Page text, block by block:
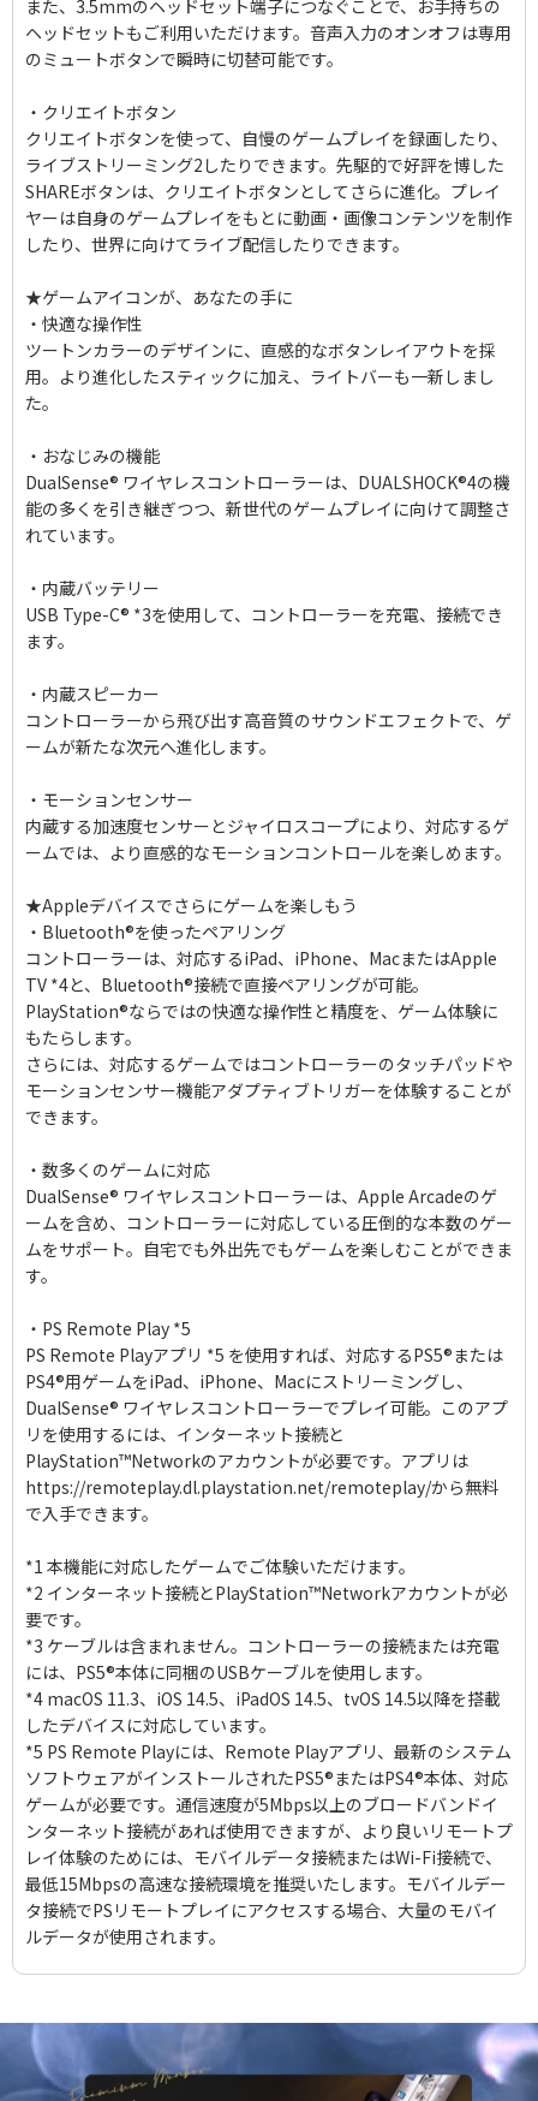
また、3.5mmのヘッドセット端子につなぐことで、お手持ちの
ヘッドセットもご利用いただけます。音声入力のオンオフは専用
のミュートボタンで瞬時に切替可能です。
・クリエイトボタン
クリエイトボタンを使って、自慢のゲームプレイを録画したり、
ライブストリーミング2したりできます。先駆的で好評を博した
SHAREボタンは、クリエイトボタンとしてさらに進化。プレイ
ヤーは自身のゲームプレイをもとに動画・画像コンテンツを制作
したり、世界に向けてライブ配信したりできます。
★ゲームアイコンが、あなたの手に
・快適な操作性
ツートンカラーのデザインに、直感的なボタンレイアウトを採
用。より進化したスティックに加え、ライトバーも一新しまし
た。
・おなじみの機能
DualSense® ワイヤレスコントローラーは、DUALSHOCK®4の機
能の多くを引き継ぎつつ、新世代のゲームプレイに向けて調整さ
れています。
・内蔵バッテリー
USB Type-C® *3を使用して、コントローラーを充電、接続でき
ます。
・内蔵スピーカー
コントローラーから飛び出す高音質のサウンドエフェクトで、ゲ
ームが新たな次元へ進化します。
・モーションセンサー
内蔵する加速度センサーとジャイロスコープにより、対応するゲ
ームでは、より直感的なモーションコントロールを楽しめます。
★Appleデバイスでさらにゲームを楽しもう
・Bluetooth®を使ったペアリング
コントローラーは、対応するiPad、iPhone、MacまたはApple
TV *4と、Bluetooth®接続で直接ペアリングが可能。
PlayStation®ならではの快適な操作性と精度を、ゲーム体験に
もたらします。
さらには、対応するゲームではコントローラーのタッチパッドや
モーションセンサー機能アダプティブトリガーを体験することが
できます。
・数多くのゲームに対応
DualSense® ワイヤレスコントローラーは、Apple Arcadeのゲ
ームを含め、コントローラーに対応している圧倒的な本数のゲー
ムをサポート。自宅でも外出先でもゲームを楽しむことができま
す。
・PS Remote Play *5
PS Remote Playアプリ *5 を使用すれば、対応するPS5®または
PS4®用ゲームをiPad、iPhone、Macにストリーミングし、
DualSense® ワイヤレスコントローラーでプレイ可能。このアプ
リを使用するには、インターネット接続と
PlayStation™Networkのアカウントが必要です。アプリは
https://remoteplay.dl.playstation.net/remoteplay/から無料
で入手できます。
*1 本機能に対応したゲームでご体験いただけます。
*2 インターネット接続とPlayStation™Networkアカウントが必
要です。
*3 ケーブルは含まれません。コントローラーの接続または充電
には、PS5®本体に同梱のUSBケーブルを使用します。
*4 macOS 11.3、iOS 14.5、iPadOS 14.5、tvOS 14.5以降を搭載
したデバイスに対応しています。
*5 PS Remote Playには、Remote Playアプリ、最新のシステム
ソフトウェアがインストールされたPS5®またはPS4®本体、対応
ゲームが必要です。通信速度が5Mbps以上のブロードバンドイ
ンターネット接続があれば使用できますが、より良いリモートプ
レイ体験のためには、モバイルデータ接続またはWi-Fi接続で、
最低15Mbpsの高速な接続環境を推奨いたします。モバイルデー
タ接続でPSリモートプレイにアクセスする場合、大量のモバイ
ルデータが使用されます。